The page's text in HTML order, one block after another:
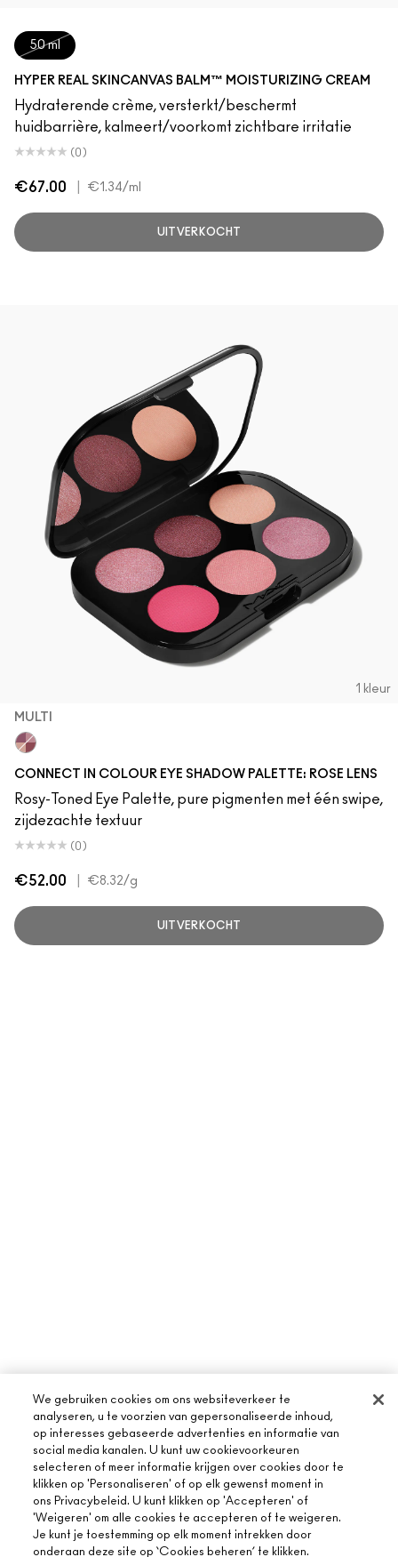
50 ml
HYPER REAL SKINCANVAS BALM™ MOISTURIZING CREAM
Hydraterende crème, versterkt/beschermt
huidbarrière, kalmeert/voorkomt zichtbare irritatie
(0)
€67.00 €1.34/ml
UITVERKOCHT
1 kleur
MULTI
CONNECT IN COLOUR EYE SHADOW PALETTE: ROSE LENS
Rosy-Toned Eye Palette, pure pigmenten met één swipe,
zijdezachte textuur
(0)
€52.00 €8.32/g
UITVERKOCHT
OVER MAC
ONS VERHAAL
ARTISTIEK
ONLINE SHOPPEN
We gebruiken cookies om ons websiteverkeer te
analyseren, u te voorzien van gepersonaliseerde inhoud,
op interesses gebaseerde advertenties en informatie van
social media kanalen. U kunt uw cookievoorkeuren
selecteren of meer informatie krijgen over cookies door te
klikken op 'Personaliseren' of op elk gewenst moment in
ons Privacybeleid. U kunt klikken op 'Accepteren' of
'Weigeren' om alle cookies te accepteren of te weigeren.
Je kunt je toestemming op elk moment intrekken door
onderaan deze site op ‘Cookies beheren’ te klikken.